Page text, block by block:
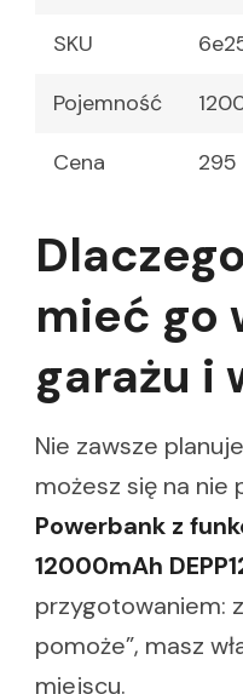
SKU
Pojemność
Cena 295
mieć go
garażu i
Nie zawsze
możesz się na nie
Powerbank z
12000mAh
przygotowaniem:
pomoże”, masz
miejscu.